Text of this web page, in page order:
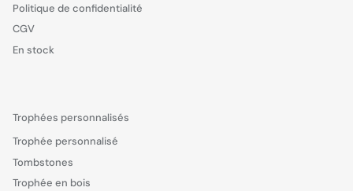
Politique de confidentialité
CGV
En stock
Trophées personnalisés
Trophée personnalisé
Tombstones
Trophée en bois